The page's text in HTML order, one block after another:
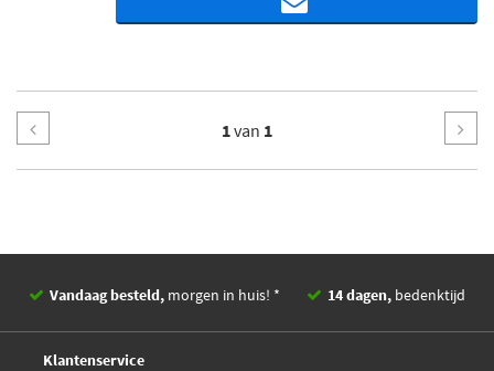
1van 1
Vandaag besteld, morgen in huis! * 14 dagen, bedenktijd
Klantenservice